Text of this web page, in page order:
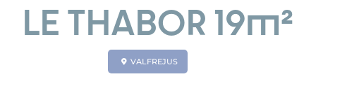
LE THABOR 19m²
VALFREJUS